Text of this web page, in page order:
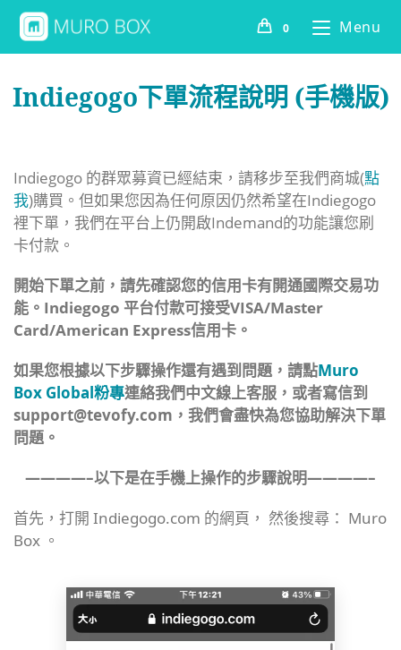
0 Menu
Indiegogo下單流程說明 (手機版)
Indiegogo 的群眾募資已經結束，請移步至我們商城(點
我)購買。但如果您因為任何原因仍然希望在Indiegogo
裡下單， 我們在平台上仍開啟Indemand的功能讓您刷
卡付款。
開始下單之前， 請先確認您的信用卡有開通國際交易功
能。Indiegogo 平台付款可接受VISA/Master
Card/American Express信用卡。
如果您根據以下步驟操作還有遇到問題，請點Muro
Box Global粉專連絡我們中文線上客服，或者寫信到
support@tevofy.com，我們會盡快為您協助解決下單
問題。
————–以下是在手機上操作的步驟說明————–
首先，打開 Indiegogo.com 的網頁， 然後搜尋： Muro
Box 。